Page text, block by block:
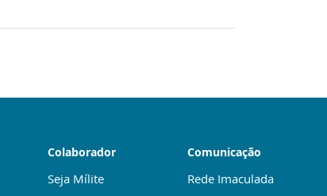
Colaborador
Seja Mílite
Comunicação
Rede Imaculada